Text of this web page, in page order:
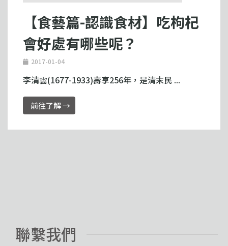
【食藝篇-認識食材】吃枸杞
會好處有哪些呢？
2017-01-04
李清雲(1677-1933)壽享256年，是清末民 ...
前往了解 →
聯繫我們